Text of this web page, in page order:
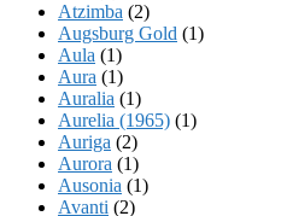
Atzimba (2)
Augsburg Gold (1)
Aula (1)
Aura (1)
Auralia (1)
Aurelia (1965) (1)
Auriga (2)
Aurora (1)
Ausonia (1)
Avanti (2)